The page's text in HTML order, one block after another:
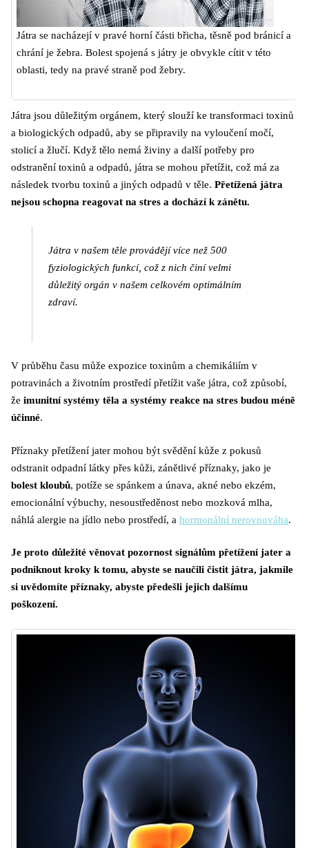
Játra se nacházejí v pravé horní části břicha, těsně pod bránicí a
chrání je žebra. Bolest spojená s játry je obvykle cítit v této
oblasti, tedy na pravé straně pod žebry.
Játra jsou důležitým orgánem, který slouží ke transformaci toxinů
a biologických odpadů, aby se připravily na vyloučení močí,
stolicí a žlučí. Když tělo nemá živiny a další potřeby pro
odstranění toxinů a odpadů, játra se mohou přetížit, což má za
následek tvorbu toxinů a jiných odpadů v těle. Přetížená játra
nejsou schopna reagovat na stres a dochází k zánětu.
Játra v našem těle provádějí více než 500
fyziologických funkcí, což z nich činí velmi
důležitý orgán v našem celkovém optimálním
zdraví.
V průběhu času může expozice toxinům a chemikáliím v
potravinách a životním prostředí přetížit vaše játra, což způsobí,
že imunitní systémy těla a systémy reakce na stres budou méně
účinné.
Příznaky přetížení jater mohou být svědění kůže z pokusů
odstranit odpadní látky přes kůži, zánětlivé příznaky, jako je
bolest kloubů, potíže se spánkem a únava, akné nebo ekzém,
emocionální výbuchy, nesoustředěnost nebo mozková mlha,
náhlá alergie na jídlo nebo prostředí, a hormonální nerovnováha.
Je proto důležité věnovat pozornost signálům přetížení jater a
podniknout kroky k tomu, abyste se naučili čistit játra, jakmile
si uvědomíte příznaky, abyste předešli jejich dalšímu
poškození.